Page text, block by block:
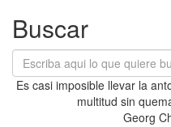
Buscar
Es casi imposible llevar la
multitud sin
Georg